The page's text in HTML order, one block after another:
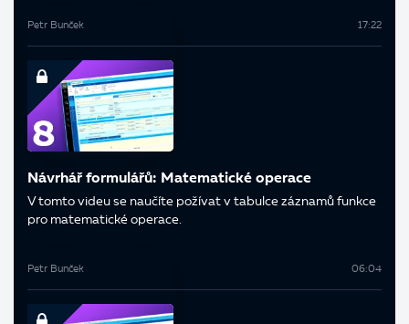
Petr Bunček 17:22
Návrhář formulářů: Matematické operace
V tomto videu se naučíte požívat v tabulce záznamů funkce
pro matematické operace.
Petr Bunček 06:04